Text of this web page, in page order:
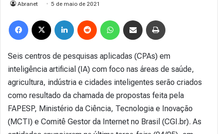
Abranet 5 de maio de 2021
Seis centros de pesquisas aplicadas (CPAs) em
inteligência artificial (IA) com foco nas áreas de saúde,
agricultura, indústria e cidades inteligentes serão criados
como resultado da chamada de propostas feita pela
FAPESP, Ministério da Ciência, Tecnologia e Inovação
(MCTI) e Comitê Gestor da Internet no Brasil (CGI.br). As